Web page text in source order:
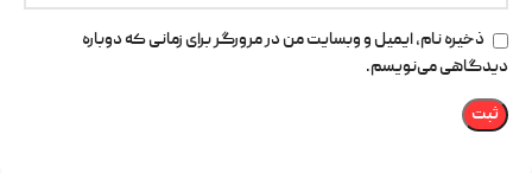
ذخیره نام، ایمیل و وبسایت من در مرورگر برای زمانی که دوباره
دیدگاهی می‌نویسم.